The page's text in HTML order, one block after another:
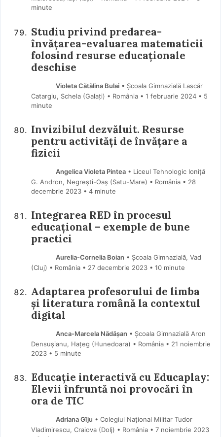
minute
Studiu privind predarea-
învățarea-evaluarea matematicii
folosind resurse educaționale
deschise
Violeta Cătălina Bulai• Școala Gimnazială Lascăr
Catargiu, Schela (Galaţi) • România
1 februarie 2024 • 5
minute
Invizibilul dezvăluit. Resurse
pentru activități de învățare a
fizicii
Angelica Violeta Pintea• Liceul Tehnologic Ioniță
G. Andron, Negrești-Oaș (Satu-Mare) • România
28
decembrie 2023 • 4 minute
Integrarea RED în procesul
educațional – exemple de bune
practici
Aurelia-Cornelia Boian • Școala Gimnazială, Vad
(Cluj) • România
27 decembrie 2023 • 10 minute
Adaptarea profesorului de limba
și literatura română la contextul
digital
Anca-Marcela Nădășan • Școala Gimnazială Aron
Densușianu, Hațeg (Hunedoara) • România
21 noiembrie
2023 • 5 minute
Educație interactivă cu Educaplay:
Elevii înfruntă noi provocări în
ora de TIC
Adriana Gîju • Colegiul Național Militar Tudor
Vladimirescu, Craiova (Dolj) • România
7 noiembrie 2023